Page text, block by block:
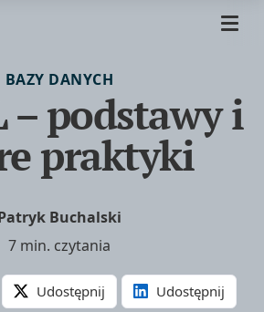
BAZY DANYCH
– podstawy i
praktyki
Buchalski
7 min. czytania
Udostępnij Udostępnij